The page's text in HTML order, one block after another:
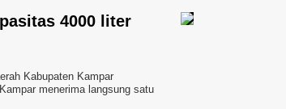
4000 liter
Kabupaten Kampar
menerima langsung satu